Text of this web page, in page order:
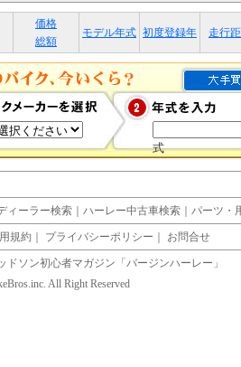
価格
総額
モデル年式 初度登録年 走行
式
ィーラー検索 ｜ ハーレー中古車検索 ｜ パーツ・
規約 ｜ プライバシーポリシー ｜ お問合せ
ドソン初心者マガジン「バージンハーレー」
All Right Reserved